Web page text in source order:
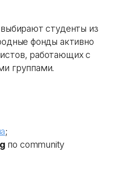
студенты из
фонды активно
работающих с
группами.
;
по community